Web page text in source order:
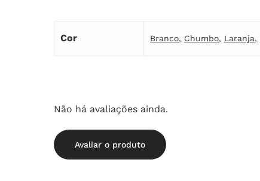
Cor Branco, Chumbo, Laranja,
Não há avaliações ainda.
Avaliar o produto